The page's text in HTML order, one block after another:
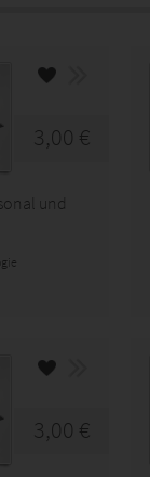
3,00 €
und
3,00 €